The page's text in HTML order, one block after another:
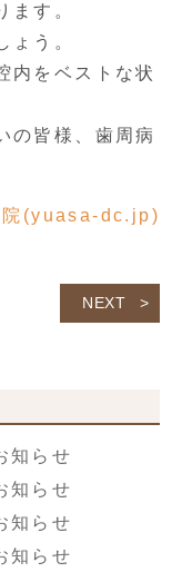
ます。
ょう。
内をベストな状
の皆様、歯周病
院(yuasa-dc.jp)
NEXT
知らせ
知らせ
知らせ
知らせ